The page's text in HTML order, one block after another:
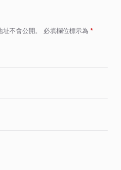
不會公開。 必填欄位標示為 *